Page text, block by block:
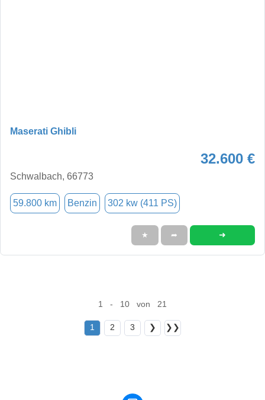
Maserati Ghibli
32.600 €
Schwalbach, 66773
59.800 km Benzin 302 kw (411 PS)
★ ➦ ➜
1 - 10 von 21
1 2 3 ❯ ❯❯